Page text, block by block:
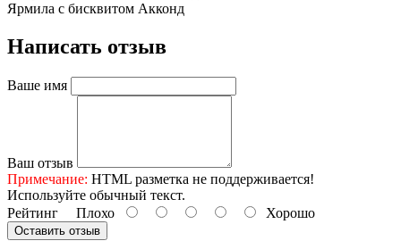
Ярмила с бисквитом Акконд
Написать отзыв
Ваше имя
Ваш отзыв
Примечание: HTML разметка не поддерживается!
Используйте обычный текст.
Рейтинг Плохо Хорошо
Оставить отзыв